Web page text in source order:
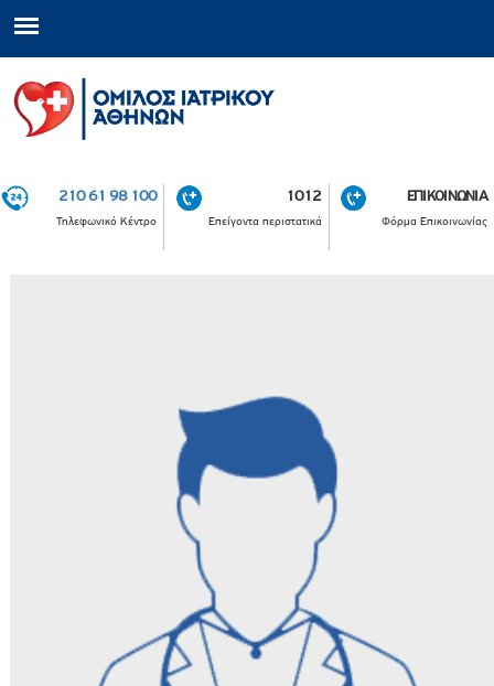
210 61 98 100
Τηλεφωνικό Κέντρο
1012
Επείγοντα περιστατικά
ΕΠΙΚΟΙΝΩΝΙΑ
Φόρμα Επικοινωνίας